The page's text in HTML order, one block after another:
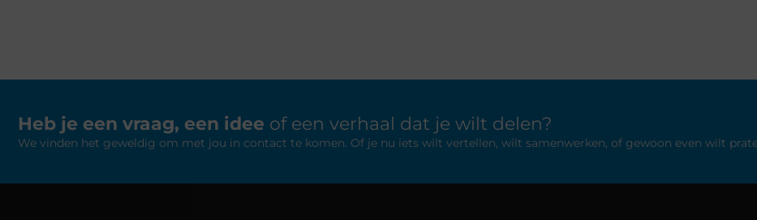
Heb je een vraag, een idee of een verhaal dat je wilt delen?
We vinden het geweldig om met jou in contact te komen. Of je nu iets wilt vertellen, wilt samenwerken, of gewoon even wilt